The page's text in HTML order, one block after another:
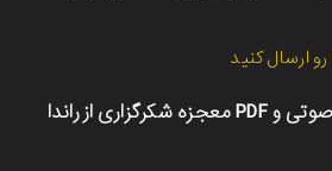
ارسال کنید
کتاب صوتی و PDF معجزه شکرگزاری از راندا